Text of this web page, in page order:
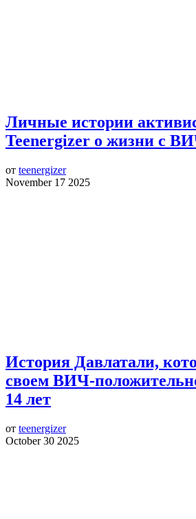
Личные истории
Teenergizer о жизни с
от teenergizer
November 17 2025
История Давлатали,
своем ВИЧ-
14 лет
от teenergizer
October 30 2025